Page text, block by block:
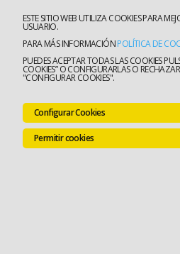
ESTE SITIO WEB UTILIZA COOKIES PARA
USUARIO.
PARA MÁS INFORMACIÓNPOLÍTICA DE
PUEDES ACEPTAR TODAS LAS COOKIES
COOKIES” O CONFIGURARLAS O
"CONFIGURAR COOKIES".
Configurar Cookies
Permitir cookies